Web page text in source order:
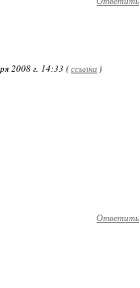
2008 г. 14:33 (ссылка )
Ответить